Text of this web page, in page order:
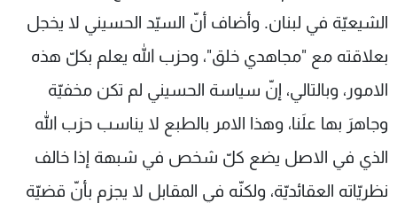
الشيعيّة في لبنان. وأضاف أنّ السيّد الحسيني لا يخجل
بعلاقته مع "مجاهدي خلق"، وحزب الله يعلم بكلّ هذه
الامور، وبالتالي، إنّ سياسة الحسيني لم تكن مخفيّة
وجاهرَ بها علَنا، وهذا الامر بالطبع لا يناسب حزب الله
الذي في الاصل يضع كلّ شخص في شبهة إذا خالف
نظريّاته العقائديّة، ولكنّه في المقابل لا يجزم بأنّ قضيّة